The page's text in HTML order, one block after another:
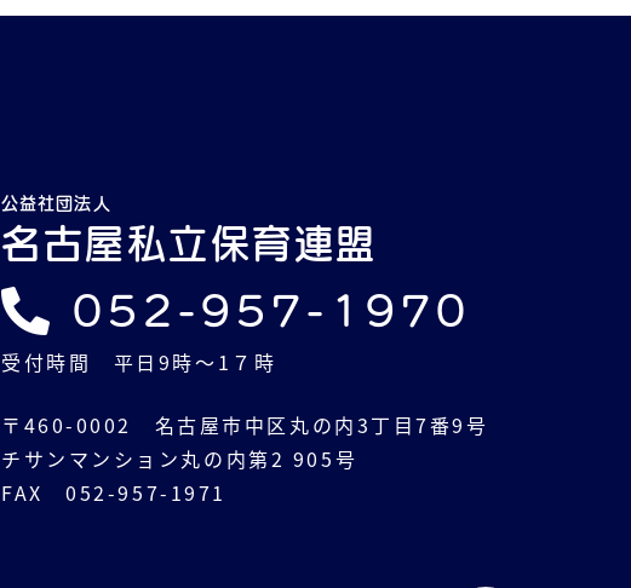
公益社団法人
名古屋私立保育連盟
052-957-1970
受付時間 平日9時～1７時
〒460-0002 名古屋市中区丸の内3丁目7番9号
チサンマンション丸の内第2 905号
FAX 052-957-1971